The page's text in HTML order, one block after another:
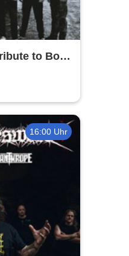
to Bolt
16:00 Uhr